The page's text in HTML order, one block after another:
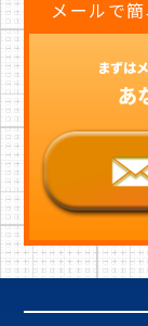
メールで
まずは
あ